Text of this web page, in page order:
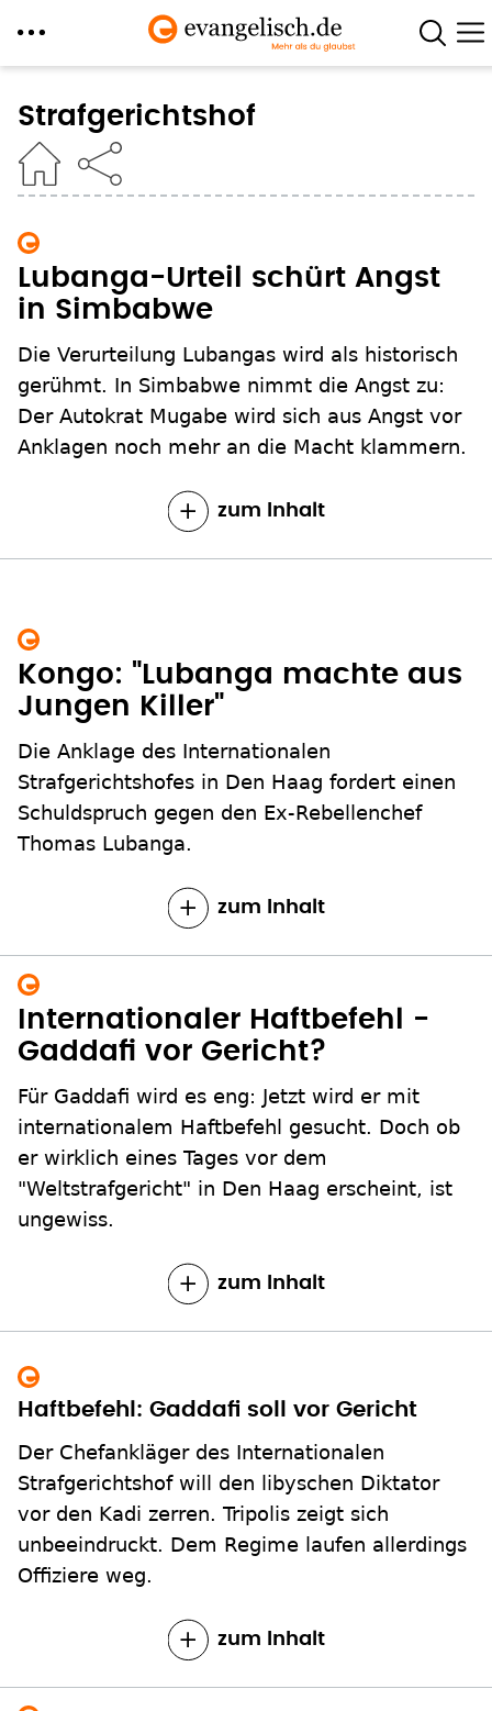
zum
Inhalt
Strafgerichtshof
Lubanga-Urteil schürt Angst
in Simbabwe
Die Verurteilung Lubangas wird als historisch
gerühmt. In Simbabwe nimmt die Angst zu:
Der Autokrat Mugabe wird sich aus Angst vor
Anklagen noch mehr an die Macht klammern.
zum Inhalt
Kongo: "Lubanga machte aus
Jungen Killer"
Die Anklage des Internationalen
Strafgerichtshofes in Den Haag fordert einen
Schuldspruch gegen den Ex-Rebellenchef
Thomas Lubanga.
zum Inhalt
Internationaler Haftbefehl -
Gaddafi vor Gericht?
Für Gaddafi wird es eng: Jetzt wird er mit
internationalem Haftbefehl gesucht. Doch ob
er wirklich eines Tages vor dem
"Weltstrafgericht" in Den Haag erscheint, ist
ungewiss.
zum Inhalt
Haftbefehl: Gaddafi soll vor Gericht
Der Chefankläger des Internationalen
Strafgerichtshof will den libyschen Diktator
vor den Kadi zerren. Tripolis zeigt sich
unbeeindruckt. Dem Regime laufen allerdings
Offiziere weg.
zum Inhalt